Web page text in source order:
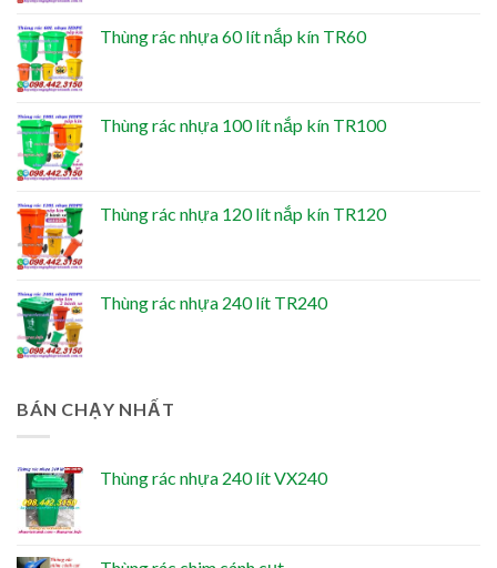
Thùng rác nhựa 60 lít nắp kín TR60
Thùng rác nhựa 100 lít nắp kín TR100
Thùng rác nhựa 120 lít nắp kín TR120
Thùng rác nhựa 240 lít TR240
BÁN CHẠY NHẤT
Thùng rác nhựa 240 lít VX240